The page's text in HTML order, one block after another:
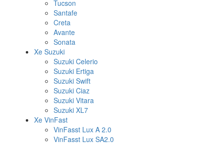
Tucson
Santafe
Creta
Avante
Sonata
Xe Suzuki
Suzuki Celerio
Suzuki Ertiga
Suzuki Swift
Suzuki Ciaz
Suzuki Vitara
Suzuki XL7
Xe VinFast
VinFasst Lux A 2.0
VinFasst Lux SA2.0